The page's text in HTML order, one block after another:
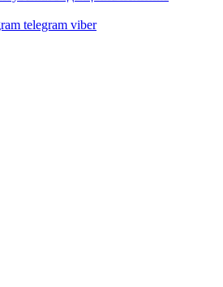
telegram viber